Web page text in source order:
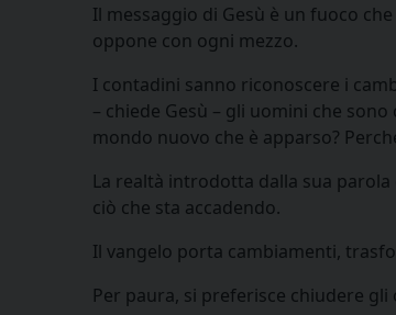
Il messaggio di Gesù è un fuoco
oppone con ogni mezzo.
I contadini sanno riconoscere i
– chiede Gesù – gli uomini che
mondo nuovo che è apparso?
La realtà introdotta dalla sua
ciò che sta accadendo.
Il vangelo porta cambiamenti,
Per paura, si preferisce chiudere